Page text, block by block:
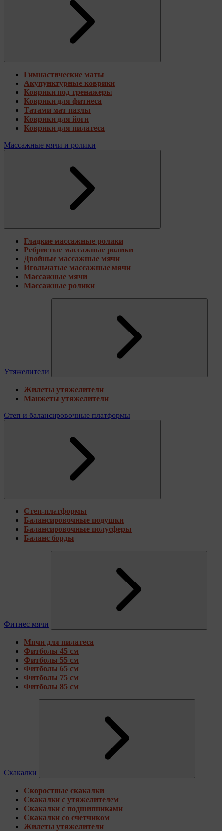
Гимнастические маты
Акупунктурные коврики
Коврики под тренажеры
Коврики для фитнеса
Татами мат пазлы
Коврики для йоги
Коврики для пилатеса
Массажные мячи и ролики
Гладкие массажные ролики
Ребристые массажные ролики
Двойные массажные мячи
Игольчатые массажные мячи
Массажные мячи
Массажные ролики
Утяжелители
Жилеты утяжелители
Манжеты утяжелители
Степ и балансировочные платформы
Степ-платформы
Балансировочные подушки
Балансировочные полусферы
Баланс борды
Фитнес мячи
Мячи для пилатеса
Фитболы 45 см
Фитболы 55 см
Фитболы 65 см
Фитболы 75 см
Фитболы 85 см
Скакалки
Скоростные скакалки
Скакалки с утяжелителем
Скакалки с подшипниками
Скакалки со счетчиком
Жилеты утяжелители